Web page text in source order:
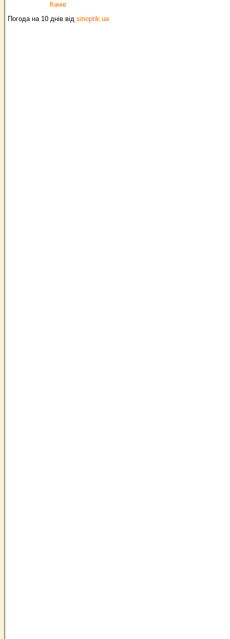
Канів
Погода на 10 днів від sinoptik.ua